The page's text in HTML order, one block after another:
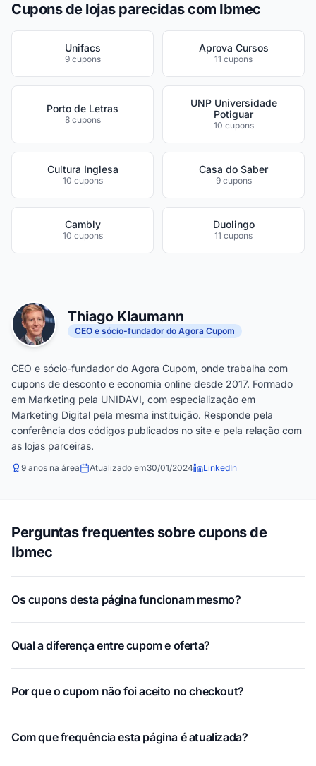
Cupons de lojas parecidas com Ibmec
Unifacs
9 cupons
Aprova Cursos
11 cupons
Porto de Letras
8 cupons
UNP Universidade
Potiguar
10 cupons
Cultura Inglesa
10 cupons
Casa do Saber
9 cupons
Cambly
10 cupons
Duolingo
11 cupons
Thiago Klaumann
CEO e sócio-fundador do Agora Cupom
CEO e sócio-fundador do Agora Cupom, onde trabalha com
cupons de desconto e economia online desde 2017. Formado
em Marketing pela UNIDAVI, com especialização em
Marketing Digital pela mesma instituição. Responde pela
conferência dos códigos publicados no site e pela relação com
as lojas parceiras.
9 anos na área Atualizado em30/01/2024 LinkedIn
Perguntas frequentes sobre cupons de
Ibmec
Os cupons desta página funcionam mesmo?
Qual a diferença entre cupom e oferta?
Por que o cupom não foi aceito no checkout?
Com que frequência esta página é atualizada?